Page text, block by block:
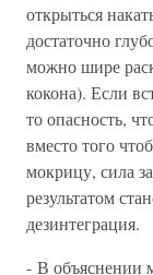
открыться
достаточно
можно шире
кокона). Если
то опасность,
вместо того
мокрицу, сила
результатом
дезинтеграция.
- В объяснении